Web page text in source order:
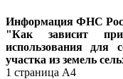
Информация ФНС
"Как зависит
использования для
участка из земель
1 страница А4